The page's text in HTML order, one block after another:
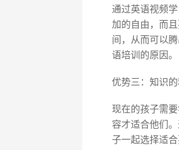
通过英语视频
加的自由，而
间，从而可以
语培训的原因。
优势三：知识
现在的孩子需
容才适合他们
子一起选择适